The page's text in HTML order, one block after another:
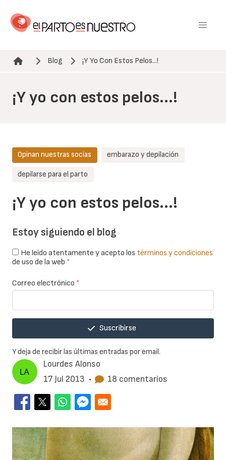
contenido
Ruta de navegación
Blog ¡Y Yo Con Estos Pelos...!
¡Y yo con estos pelos...!
Lourdes Alonso
17 Jul 2013 • 18 comentarios
¡Y yo con estos pelos...!
Opinan nuestras socias embarazo y depilación
depilarse para el parto
Estoy siguiendo el blog
He leído atentamente y acepto los términos y condiciones
de uso de la web *
Correo electrónico *
Suscribirse
Y deja de recibir las últimas entradas por email.